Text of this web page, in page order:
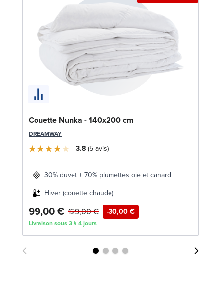
Couette Nunka - 140x200 cm
DREAMWAY
3.8 5avis
30% duvet + 70% plumettes oie et canard
Hiver (couette chaude)
99,00 € -30,00 €
129,00 €
Livraison sous 3 à 4 jours